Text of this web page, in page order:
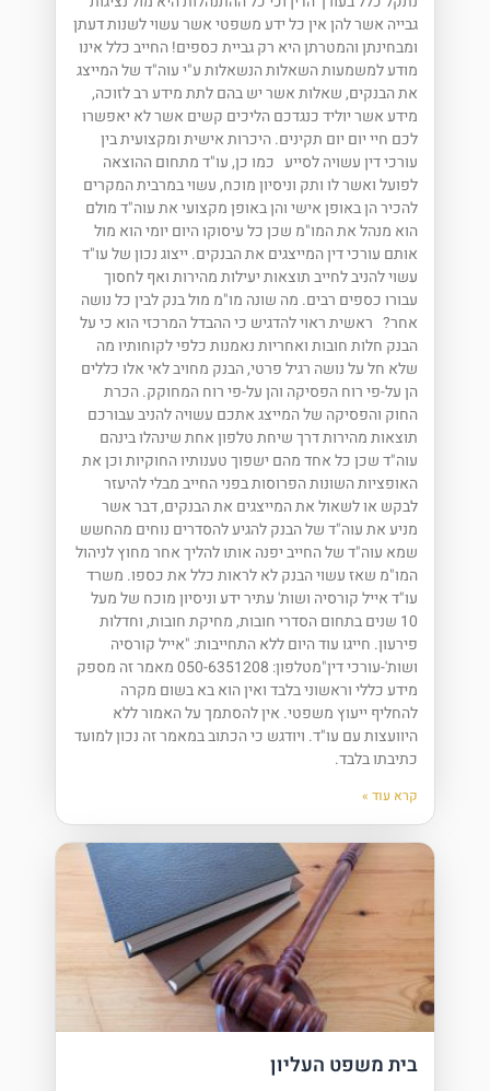
גבייה אשר להן אין כל ידע משפטי אשר עשוי לשנות דעתן
ומבחינתן והמטרתן היא רק גביית כספים! החייב כלל אינו
מודע למשמעות השאלות הנשאלות ע"י עוה"ד של המייצג
את הבנקים, שאלות אשר יש בהם לתת מידע רב לזוכה,
מידע אשר יוליד כנגדכם הליכים קשים אשר לא יאפשרו
לכם חיי יום יום תקינים. היכרות אישית ומקצועית בין
עורכי דין עשויה לסייע כמו כן, עו"ד מתחום ההוצאה
לפועל ואשר לו ותק וניסיון מוכח, עשוי במרבית המקרים
להכיר הן באופן אישי והן באופן מקצועי את עוה"ד מולם
הוא מנהל את המו"מ שכן כל עיסוקו היום יומי הוא מול
אותם עורכי דין המייצגים את הבנקים. ייצוג נכון של עו"ד
עשוי להניב לחייב תוצאות יעילות מהירות ואף לחסוך
עבורו כספים רבים. מה שונה מו"מ מול בנק לבין כל נושה
אחר? ראשית ראוי להדגיש כי ההבדל המרכזי הוא כי על
הבנק חלות חובות ואחריות נאמנות כלפי לקוחותיו מה
שלא חל על נושה רגיל פרטי, הבנק מחויב לאי אלו כללים
הן על-פי רוח הפסיקה והן על-פי רוח המחוקק. הכרת
החוק והפסיקה של המייצג אתכם עשויה להניב עבורכם
תוצאות מהירות דרך שיחת טלפון אחת שינהלו בינהם
עוה"ד שכן כל אחד מהם ישפוך טענותיו החוקיות וכן את
האופציות השונות הפרוסות בפני החייב מבלי להיעזר
לבקש או לשאול את המייצגים את הבנקים, דבר אשר
מניע את עוה"ד של הבנק להגיע להסדרים נוחים מהחשש
שמא עוה"ד של החייב יפנה אותו להליך אחר מחוץ לניהול
המו"מ שאז עשוי הבנק לא לראות כלל את כספו. משרד
עו"ד אייל קורסיה ושות' עתיר ידע וניסיון מוכח של מעל
10 שנים בתחום הסדרי חובות, מחיקת חובות, וחדלות
פירעון. חייגו עוד היום ללא התחייבות: "אייל קורסיה
ושות'-עורכי דין"מטלפון: 050-6351208 מאמר זה מספק
מידע כללי וראשוני בלבד ואין הוא בא בשום מקרה
להחליף ייעוץ משפטי. אין להסתמך על האמור ללא
היוועצות עם עו"ד. ויודגש כי הכתוב במאמר זה נכון למועד
כתיבתו בלבד.
קרא עוד »
בית משפט העליון